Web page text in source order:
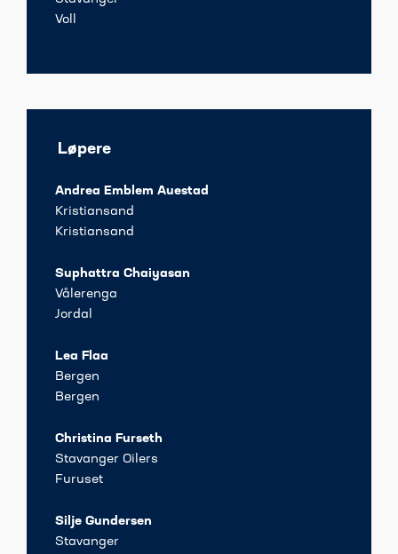
Voll
Løpere
Andrea Emblem Auestad
Kristiansand
Kristiansand
Suphattra Chaiyasan
Vålerenga
Jordal
Lea Flaa
Bergen
Bergen
Christina Furseth
Stavanger Oilers
Furuset
Silje Gundersen
Stavanger